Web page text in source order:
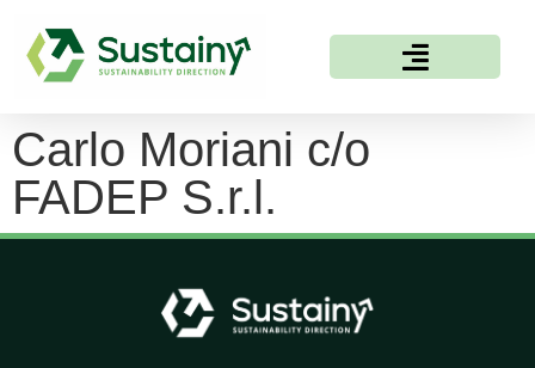
Carlo Moriani c/o
FADEP S.r.l.